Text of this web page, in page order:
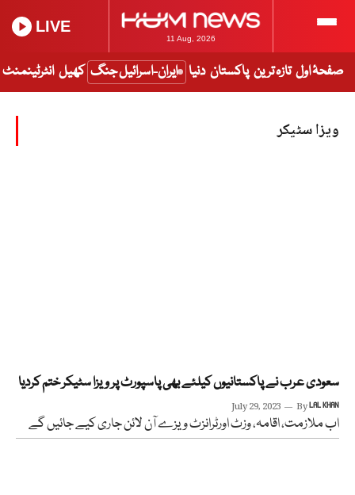
11 Aug, 2026
LIVE
صفحۂ اول تازہ ترین پاکستان دنیا ایران-اسرائیل جنگ کھیل انٹرٹینمنٹ
ویزا سٹیکر
سعودی عرب نے پاکستانیوں کیلئے بھی پاسپورٹ پر ویزا سٹیکر ختم کردیا
July 29, 2023 ByLAL KHAN
اب ملازمت، اقامہ، وزٹ اورٹرانزٹ ویزے آن لائن جاری کیے جائیں گے